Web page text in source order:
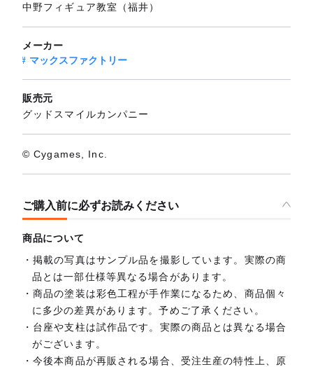
中野フィギュア教室（福井）
メーカー
マックスファクトリー
販売元
グッドスマイルカンパニー
© Cygames, Inc.
ご購入前に必ずお読みください
商品について
掲載の写真はサンプル品を撮影しています。実際の商
品とは一部仕様等異なる場合があります。
商品の塗装は彩色工程が手作業になるため、商品個々
に多少の差異があります。予めご了承ください。
台座や支柱は試作品です。実際の商品とは異なる場合
がございます。
今後本商品が再販される場合、受注生産の特性上、原